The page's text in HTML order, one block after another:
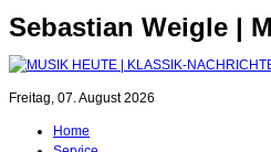
Sebastian Weigle |
Freitag, 07. August 2026
Home